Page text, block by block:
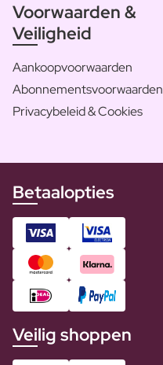
Voorwaarden &
Veiligheid
Aankoopvoorwaarden
Abonnementsvoorwaarden
Privacybeleid & Cookies
Betaalopties
Veilig shoppen